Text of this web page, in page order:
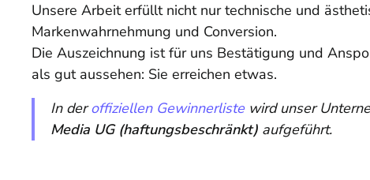
Unsere Arbeit erfüllt nicht nur technische und
Markenwahrnehmung und Conversion.
Die Auszeichnung ist für uns Bestätigung und
als gut aussehen: Sie erreichen etwas.
In deroffiziellen Gewinnerliste wird unser
Media UG (haftungsbeschränkt) aufgeführt.